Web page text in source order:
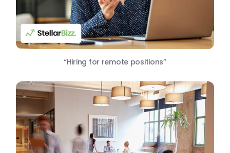
“Hiring for remote positions”